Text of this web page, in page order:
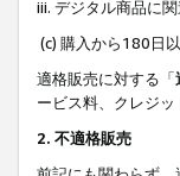
iii. デジタル商品に
(c) 購入から180日
適格販売に対する「
ービス料、クレジ
2. 不適格販売